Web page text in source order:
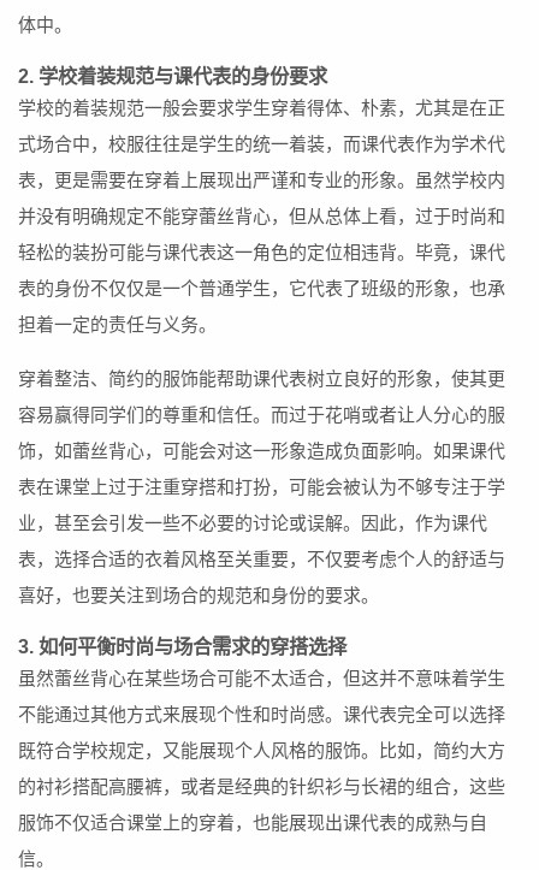
体中。
2. 学校着装规范与课代表的身份要求
学校的着装规范一般会要求学生穿着得体、朴素，尤其是在正
式场合中，校服往往是学生的统一着装，而课代表作为学术代
表，更是需要在穿着上展现出严谨和专业的形象。虽然学校内
并没有明确规定不能穿蕾丝背心，但从总体上看，过于时尚和
轻松的装扮可能与课代表这一角色的定位相违背。毕竟，课代
表的身份不仅仅是一个普通学生，它代表了班级的形象，也承
担着一定的责任与义务。
穿着整洁、简约的服饰能帮助课代表树立良好的形象，使其更
容易赢得同学们的尊重和信任。而过于花哨或者让人分心的服
饰，如蕾丝背心，可能会对这一形象造成负面影响。如果课代
表在课堂上过于注重穿搭和打扮，可能会被认为不够专注于学
业，甚至会引发一些不必要的讨论或误解。因此，作为课代
表，选择合适的衣着风格至关重要，不仅要考虑个人的舒适与
喜好，也要关注到场合的规范和身份的要求。
3. 如何平衡时尚与场合需求的穿搭选择
虽然蕾丝背心在某些场合可能不太适合，但这并不意味着学生
不能通过其他方式来展现个性和时尚感。课代表完全可以选择
既符合学校规定，又能展现个人风格的服饰。比如，简约大方
的衬衫搭配高腰裤，或者是经典的针织衫与长裙的组合，这些
服饰不仅适合课堂上的穿着，也能展现出课代表的成熟与自
信。